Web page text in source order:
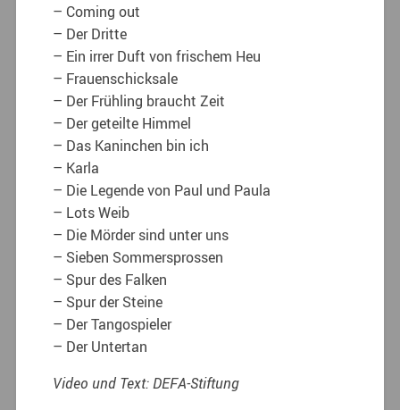
– Coming out
– Der Dritte
– Ein irrer Duft von frischem Heu
– Frauenschicksale
– Der Frühling braucht Zeit
– Der geteilte Himmel
– Das Kaninchen bin ich
– Karla
– Die Legende von Paul und Paula
– Lots Weib
– Die Mörder sind unter uns
– Sieben Sommersprossen
– Spur des Falken
– Spur der Steine
– Der Tangospieler
– Der Untertan
Video und Text: DEFA-Stiftung